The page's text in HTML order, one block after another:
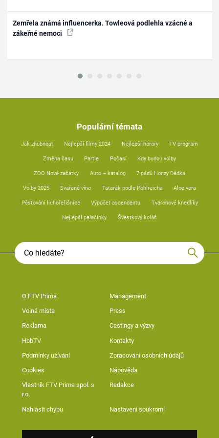
Zemřela známá influencerka. Towleová podlehla vzácné a
zákeřné nemoci
Populární témata
Jak zhubnout Nejlepší filmy 2024 Nejlepší horory TV program
Změna času Partie Počasí Kdy budou volby
ZOO Nové začátky Auto – katalog 7 pádů Honzy Dědka
Volby 2025 Svařené víno Tatarák podle Pohlreicha Aloe vera
Pěstování lichořeřišnice Výpočet ascendentu Tvarohové knedlíky
Nejlepší palačinky Švestkový koláč
O FTV Prima Management
Volná místa Press
Reklama Castingy a výzvy
HbbTV Kontakty
Podmínky užívání Zpracování osobních údajů
Cookies Nápověda
Vlastník FTV Prima spol. s
r.o.
Redakce
Nahlásit chybu Nastavení soukromí